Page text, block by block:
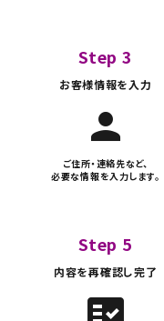
Step 3
お客様情報を入力
person
ご住所・連絡先など、
必要な情報を入力します。
Step 5
内容を再確認し完了